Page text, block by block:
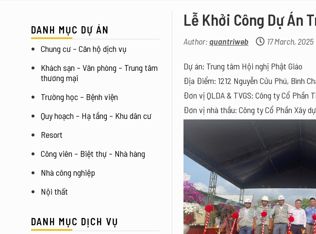
DANH MỤC DỰ ÁN
Chung cư – Căn hộ dịch vụ
Khách sạn – Văn phòng – Trung tâm
thương mại
Trường học – Bệnh viện
Quy hoạch – Hạ tầng – Khu dân cư
Resort
Công viên – Biệt thự – Nhà hàng
Nhà công nghiệp
Nội thất
DANH MỤC DỊCH VỤ
Lễ Khởi Công Dự Án
Author: quantriweb 17 March, 2025
Dự án: Trung tâm Hội nghị Phật Giáo
Địa Điểm: 1212 Nguyễn Cửu Phú, Bình
Đơn vị QLDA & TVGS: Công ty Cổ Phần
Đơn vị nhà thầu: Công ty Cổ Phần Xây